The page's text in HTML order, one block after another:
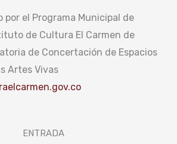
por el Programa Municipal de
de Cultura El Carmen de
de Concertación de Espacios
Artes Vivas
ENTRADA